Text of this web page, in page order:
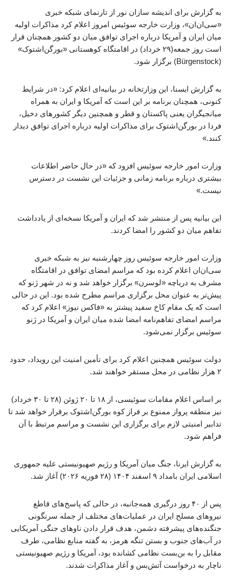
به گزارش برای اندیشه سازان نور از تارنمای شبکه خبری
«سی‌ان‌ان»، وزارت خارجه سوئیس امروز اعلام کرد مذاکرات اولیه
میان ایران و آمریکا درباره اجرای توافق میان دو کشور همچنان قرار
است روز جمعه(۲۹ خرداد) در اقامتگاه کوهستانی «بورگن‌اشتوک»
(Bürgenstock) برگزار شود.
به گزارش ایسنا، این وزارتخانه در بیانیه‌ای اعلام کرد: «در شرایط
کنونی، همچنان برنامه بر این است که آمریکا و ایران به همراه
میانجیگران یعنی پاکستان و قطر و همچنین دیگر کشورهای دخیل،
فردا در بورگن‌اشتوک برای مذاکرات اولیه درباره اجرای توافق دیدار
کنند.»
وزارت امور خارجه سوئیس افزود که «در حال حاضر اطلاعات
بیشتری درباره برنامه زمانی و جزئیات این نشست در دسترس
نیست.»
این بیانیه پس از منتشر شد که ایران و آمریکا نسخه‌ای از یادداشت
تفاهم میان دو کشور را امضا کردند.
وزارت امور خارجه سوئیس روز چهارشنبه نیز به شبکه خبری
سی‌ان‌ان اعلام کرده بود که مراسم امضای توافق در اقامتگاه
مشرف به دریاچه «لوسرن» برگزار خواهد شد و نه در شهر ژنو که
پیش‌تر به عنوان محل برگزاری مراسم مطرح شده بود. این در حالی
است که یک مقام کاخ سفید پیشتر به «فاکس نیوز» اعلام کرد که
مراسم امضای تفاهم‌نامه امضا شده میان ایران و آمریکا در ژنو
سوئیس برگزار نمی‌شود.
دولت سوئیس همچنین اعلام کرد برای تأمین امنیت این رویداد، حدود
۲ هزار نظامی در محل مستقر خواهند شد.
بر اساس اعلام مقامات سوئیسی، از ۱۸ تا ۲۰ ژوئن (۲۸ تا ۳۰ خرداد)
نیز منطقه پرواز ممنوع بر فراز کوه بورگن‌اشتوک برقرار خواهد شد تا
تدابیر امنیتی لازم برای برگزاری این نشست و مراسم مرتبط با آن
فراهم شود.
به گزارش ایرنا، جنگ میان آمریکا و رژیم صهیونیستی علیه جمهوری
اسلامی ایران بامداد ۹ اسفند ۱۴۰۴ (۲۸ فوریه ۲۰۲۶) آغاز شد.
پس از ۴۰ روز درگیری همه‌جانبه، در حالی که پاسخ‌های قاطع
نیروهای مسلح ایران در عملیات‌های مختلف از جمله سرنگونی
جنگنده‌های پیشرفته دشمن، هدف قرار دادن ناوهای جنگی آمریکایی
در آب‌های جنوب و بستن تنگه هرمز، به گفته منابع نظامی، طرف
مقابل را به بن‌بست نظامی کشانده بود، آمریکا و رژیم صهیونیستی
ناچار به درخواست آتش‌بس و آغاز مذاکرات شدند.